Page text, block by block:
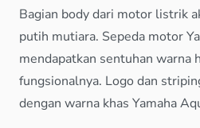
Bagian body dari motor listrik
putih mutiara. Sepeda motor
mendapatkan sentuhan warna
fungsionalnya. Logo dan
dengan warna khas Yamaha